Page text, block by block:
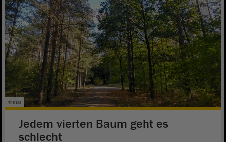
© ltlsa
Jedem vierten Baum geht es
schlecht